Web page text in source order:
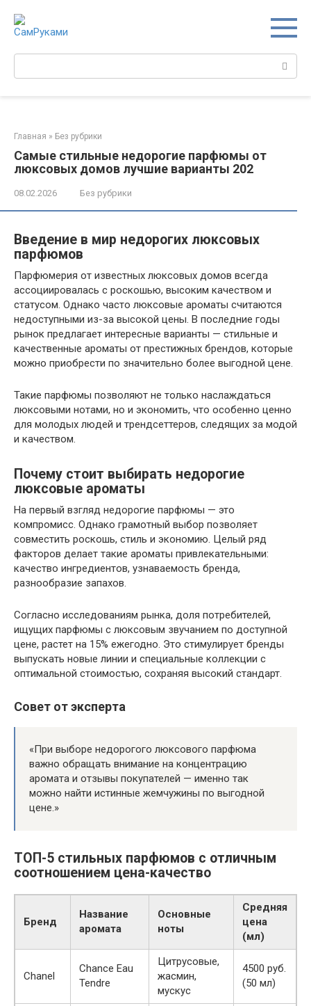
контенту
Главная » Без рубрики
Самые стильные недорогие парфюмы от
люксовых домов лучшие варианты 202
08.02.2026 Без рубрики
Введение в мир недорогих люксовых
парфюмов
Парфюмерия от известных люксовых домов всегда
ассоциировалась с роскошью, высоким качеством и
статусом. Однако часто люксовые ароматы считаются
недоступными из-за высокой цены. В последние годы
рынок предлагает интересные варианты — стильные и
качественные ароматы от престижных брендов, которые
можно приобрести по значительно более выгодной цене.
Такие парфюмы позволяют не только наслаждаться
люксовыми нотами, но и экономить, что особенно ценно
для молодых людей и трендсеттеров, следящих за модой
и качеством.
Почему стоит выбирать недорогие
люксовые ароматы
На первый взгляд недорогие парфюмы — это
компромисс. Однако грамотный выбор позволяет
совместить роскошь, стиль и экономию. Целый ряд
факторов делает такие ароматы привлекательными:
качество ингредиентов, узнаваемость бренда,
разнообразие запахов.
Согласно исследованиям рынка, доля потребителей,
ищущих парфюмы с люксовым звучанием по доступной
цене, растет на 15% ежегодно. Это стимулирует бренды
выпускать новые линии и специальные коллекции с
оптимальной стоимостью, сохраняя высокий стандарт.
Совет от эксперта
«При выборе недорогого люксового парфюма
важно обращать внимание на концентрацию
аромата и отзывы покупателей — именно так
можно найти истинные жемчужины по выгодной
цене.»
ТОП-5 стильных парфюмов с отличным
соотношением цена-качество
Бренд
Название
аромата
Основные
ноты
Средняя
цена
(мл)
Chanel
Chance Eau
Tendre
Цитрусовые,
жасмин,
мускус
4500 руб.
(50 мл)